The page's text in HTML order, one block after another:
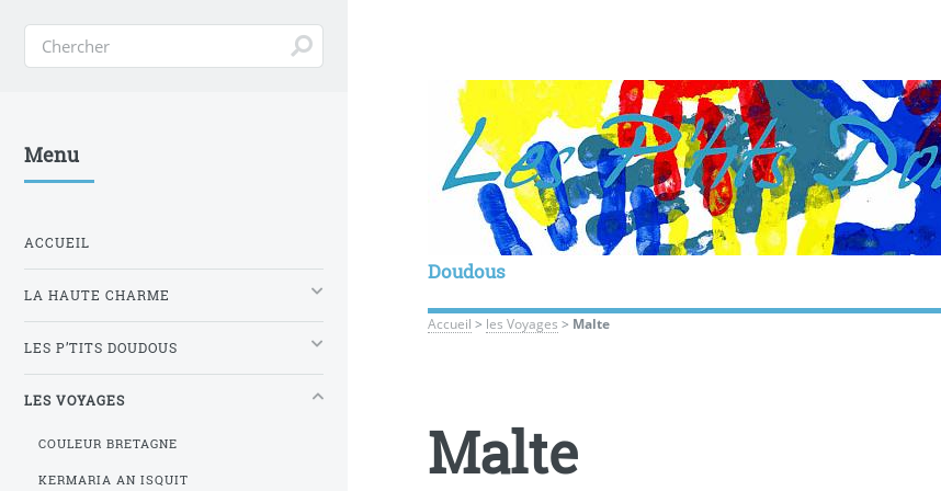
Doudous
Accueil > les Voyages > Malte
Malte
Menu
ACCUEIL
LA HAUTE CHARME
LES P’TITS DOUDOUS
LES VOYAGES
COULEUR BRETAGNE
KERMARIA AN ISQUIT